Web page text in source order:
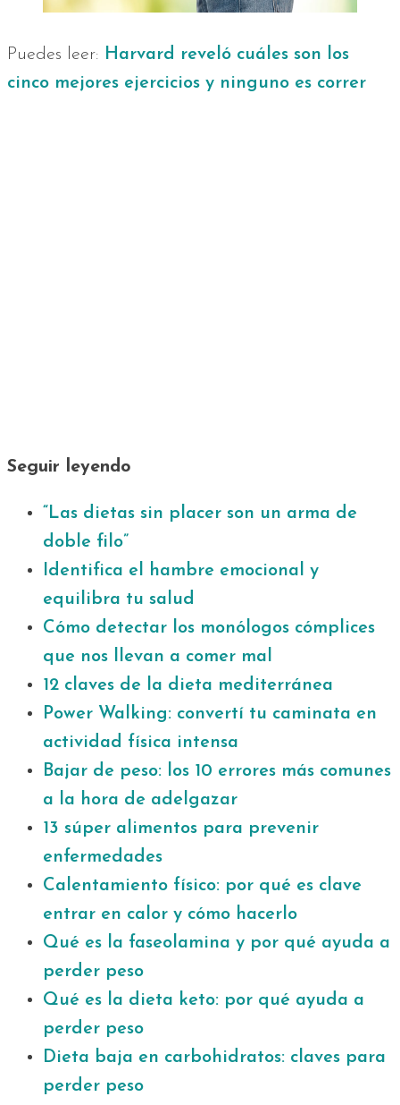
Puedes leer: Harvard reveló cuáles son los
cinco mejores ejercicios y ninguno es correr
Seguir leyendo
“Las dietas sin placer son un arma de
doble filo”
Identifica el hambre emocional y
equilibra tu salud
Cómo detectar los monólogos cómplices
que nos llevan a comer mal
12 claves de la dieta mediterránea
Power Walking: convertí tu caminata en
actividad física intensa
Bajar de peso: los 10 errores más comunes
a la hora de adelgazar
13 súper alimentos para prevenir
enfermedades
Calentamiento físico: por qué es clave
entrar en calor y cómo hacerlo
Qué es la faseolamina y por qué ayuda a
perder peso
Qué es la dieta keto: por qué ayuda a
perder peso
Dieta baja en carbohidratos: claves para
perder peso